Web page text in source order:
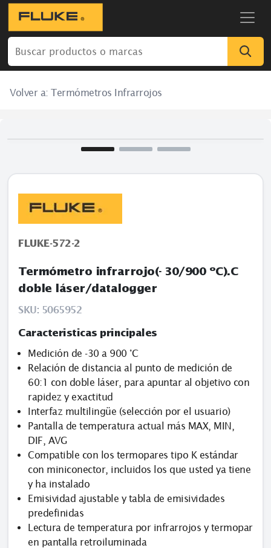
Volver a: Termómetros Infrarrojos
FLUKE-572-2
Termómetro infrarrojo(- 30/900 ºC).C
doble láser/datalogger
SKU: 5065952
Caracteristicas principales
Medición de -30 a 900 °C
Relación de distancia al punto de medición de
60:1 con doble láser, para apuntar al objetivo con
rapidez y exactitud
Interfaz multilingüe (selección por el usuario)
Pantalla de temperatura actual más MAX, MIN,
DIF, AVG
Compatible con los termopares tipo K estándar
con miniconector, incluidos los que usted ya tiene
y ha instalado
Emisividad ajustable y tabla de emisividades
predefinidas
Lectura de temperatura por infrarrojos y termopar
en pantalla retroiluminada